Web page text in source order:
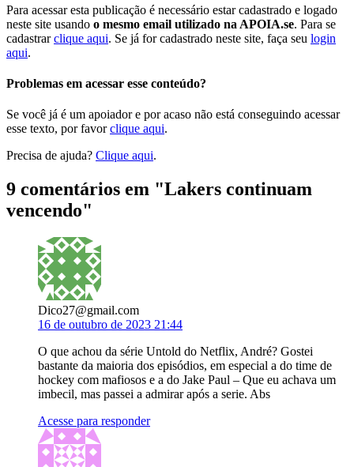
Para acessar esta publicação é necessário estar cadastrado e logado
neste site usando o mesmo email utilizado na APOIA.se. Para se
cadastrarclique aqui. Se já for cadastrado neste site, faça seu login
aqui.
Problemas em acessar esse conteúdo?
Se você já é um apoiador e por acaso não está conseguindo acessar
esse texto, por favorclique aqui.
Precisa de ajuda? Clique aqui.
9 comentários em "Lakers continuam
vencendo"
Dico27@gmail.com
16 de outubro de 2023 21:44
O que achou da série Untold do Netflix, André? Gostei
bastante da maioria dos episódios, em especial a do time de
hockey com mafiosos e a do Jake Paul – Que eu achava um
imbecil, mas passei a admirar após a serie. Abs
Acesse para responder